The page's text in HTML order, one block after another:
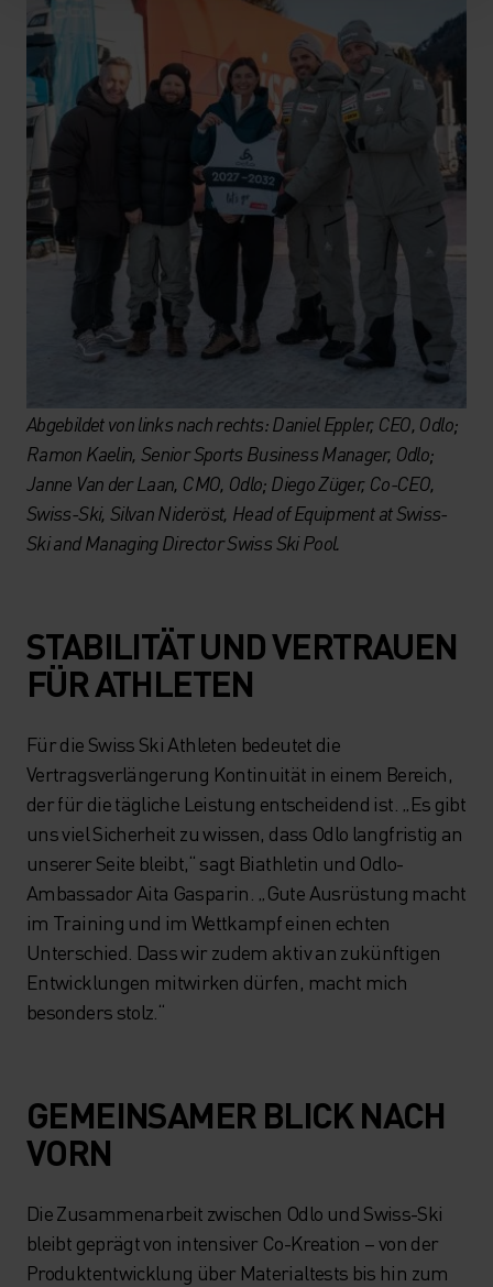
Abgebildet von links nach rechts:Daniel Eppler, CEO, Odlo;
Ramon Kaelin, Senior Sports Business Manager, Odlo;
Janne Van der Laan, CMO, Odlo; Diego Züger, Co-CEO,
Swiss-Ski, Silvan Nideröst, Head of Equipment at Swiss-
Ski and Managing Director Swiss Ski Pool.
STABILITÄT UND VERTRAUEN
FÜR ATHLETEN
Für die Swiss Ski Athleten bedeutet die
Vertragsverlängerung Kontinuität in einem Bereich,
der für die tägliche Leistung entscheidend ist. „Es gibt
uns viel Sicherheit zu wissen, dass Odlo langfristig an
unserer Seite bleibt,“ sagt Biathletin und Odlo-
Ambassador Aita Gasparin. „Gute Ausrüstung macht
im Training und im Wettkampf einen echten
Unterschied. Dass wir zudem aktiv an zukünftigen
Entwicklungen mitwirken dürfen, macht mich
besonders stolz.“
GEMEINSAMER BLICK NACH
VORN
Die Zusammenarbeit zwischen Odlo und Swiss-Ski
bleibt geprägt von intensiver Co-Kreation – von der
Produktentwicklung über Materialtests bis hin zum